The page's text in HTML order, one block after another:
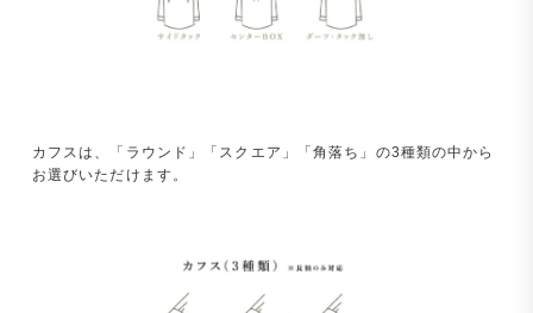
カフスは、「ラウンド」「スクエア」「角落ち」の3種類の中から
お選びいただけます。